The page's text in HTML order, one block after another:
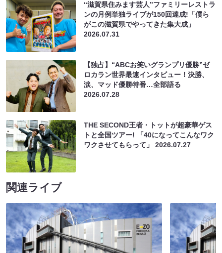
“滋賀県住みます芸人”ファミリーレストラ
ンの月例単独ライブが150回達成!「僕ら
がこの滋賀県でやってきた集大成」
2026.07.31
【独占】“ABCお笑いグランプリ優勝”ゼ
ロカラン世界最速インタビュー！決勝、
涙、マッド優勝特番…全部語る
2026.07.28
THE SECOND王者・トットが超豪華ゲス
トと全国ツアー! 「40になってこんなワク
ワクさせてもらって」2026.07.27
関連ライブ